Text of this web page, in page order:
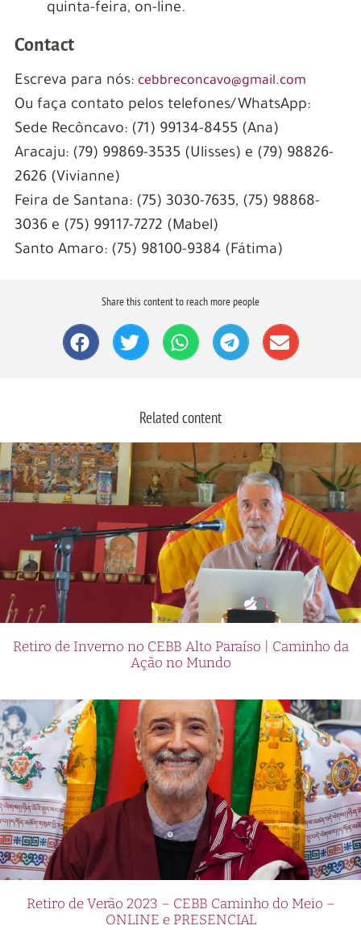
quinta-feira, on-line.
Contact
Escreva para nós: cebbreconcavo@gmail.com
Ou faça contato pelos telefones/WhatsApp:
Sede Recôncavo: (71) 99134-8455 (Ana)
Aracaju: (79) 99869-3535 (Ulisses) e (79) 98826-
2626 (Vivianne)
Feira de Santana: (75) 3030-7635, (75) 98868-
3036 e (75) 99117-7272 (Mabel)
Santo Amaro: (75) 98100-9384 (Fátima)
Share this content to reach more people
Related content
Retiro de Inverno no CEBB Alto Paraíso | Caminho da
Ação no Mundo
Retiro de Verão 2023 – CEBB Caminho do Meio –
ONLINE e PRESENCIAL